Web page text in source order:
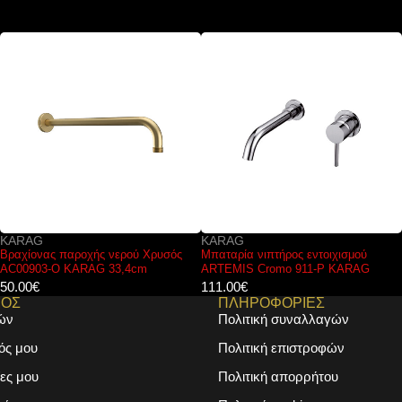
KARAG
Μπαταρία νιπτήρος εντοιχισμού
ARTEMIS Cromo 911-P KARAG
111.00
KARAG
Κάλυμμα λεκάνης SORRENTO Soft-
Close Slim KARAG
39.00€
μου
μου
ΠΛΗΡΟΦΟΡΙΕΣ
Πολιτική συναλλαγών
Πολιτική επιστροφών
Πολιτική απορρήτου